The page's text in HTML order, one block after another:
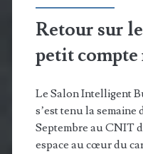
Plus
Retour sur
petit compte
Le Salon Intelligent
s’est tenu la semaine
Septembre au CNIT
espace au cœur du